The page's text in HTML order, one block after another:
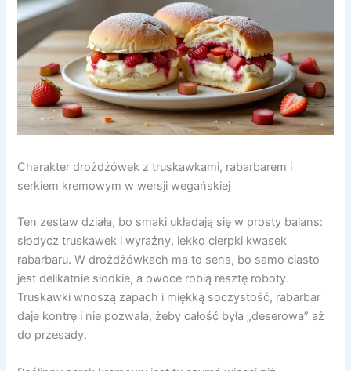
Charakter drożdżówek z truskawkami, rabarbarem i
serkiem kremowym w wersji wegańskiej
Ten zestaw działa, bo smaki układają się w prosty balans:
słodycz truskawek i wyraźny, lekko cierpki kwasek
rabarbaru. W drożdżówkach ma to sens, bo samo ciasto
jest delikatnie słodkie, a owoce robią resztę roboty.
Truskawki wnoszą zapach i miękką soczystość, rabarbar
daje kontrę i nie pozwala, żeby całość była „deserowa” aż
do przesady.